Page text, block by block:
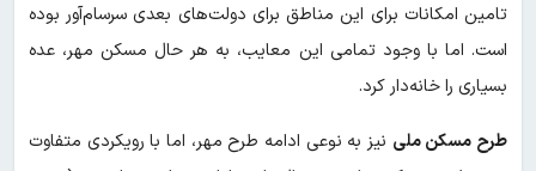
تامین امکانات برای این مناطق برای دولت‌های بعدی سرسام‌آور بوده
است. اما با وجود تمامی این معایب، به هر حال مسکن مهر، عده
بسیاری را خانه‌دار کرد.
طرح مسکن ملی نیز به نوعی ادامه طرح مهر، اما با رویکردی متفاوت